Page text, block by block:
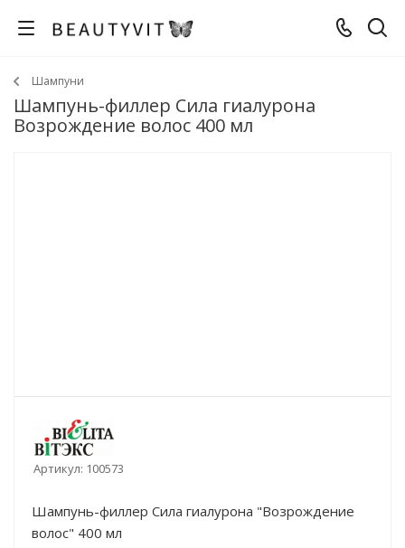
Шампуни
Шампунь-филлер Сила гиалурона
Возрождение волос 400 мл
Артикул: 100573
Шампунь-филлер Сила гиалурона "Возрождение
волос" 400 мл